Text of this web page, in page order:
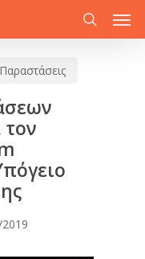
search
Παραστάσεις